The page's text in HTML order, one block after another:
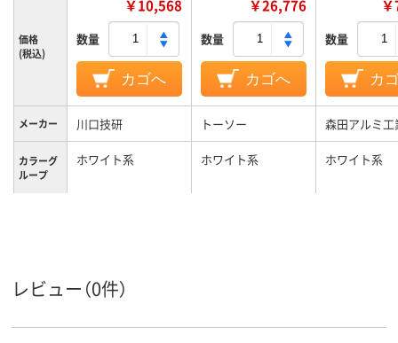
価格
(税込)
￥10,568
数量
カゴへ
￥26,776
数量
カゴへ
数量
カ
メーカー 川口技研 トーソー 森田アルミ工
カラーグ
ループ
ホワイト系 ホワイト系 ホワイト系
レビュー（0件）